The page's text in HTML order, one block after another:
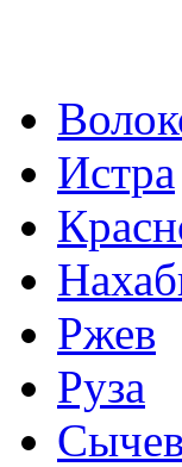
Истра
Ржев
Руза